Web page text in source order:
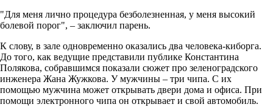
"Для меня лично процедура безболезненная, у меня высокий
болевой порог", – заключил парень.
К слову, в зале одновременно оказались два человека-киборга.
До того, как ведущие представили публике Константина
Полякова, собравшимся показали сюжет про зеленоградского
инженера Жана Жужкова. У мужчины – три чипа. С их
помощью мужчина может открывать двери дома и офиса. При
помощи электронного чипа он открывает и свой автомобиль.